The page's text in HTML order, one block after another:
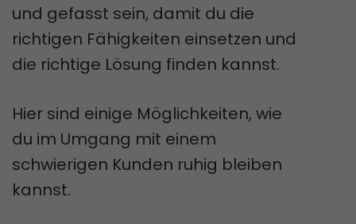
und gefasst sein, damit du die
richtigen Fähigkeiten einsetzen und
die richtige Lösung finden kannst.
Hier sind einige Möglichkeiten, wie
du im Umgang mit einem
schwierigen Kunden ruhig bleiben
kannst.